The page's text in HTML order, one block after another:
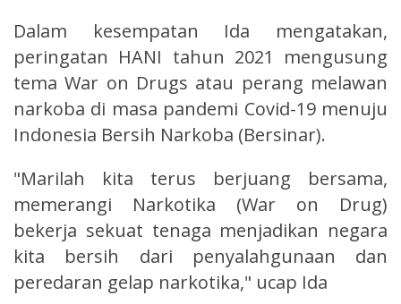
Dalam kesempatan Ida mengatakan,
peringatan HANI tahun 2021 mengusung
tema War on Drugs atau perang melawan
narkoba di masa pandemi Covid-19 menuju
Indonesia Bersih Narkoba (Bersinar).
"Marilah kita terus berjuang bersama,
memerangi Narkotika (War on Drug)
bekerja sekuat tenaga menjadikan negara
kita bersih dari penyalahgunaan dan
peredaran gelap narkotika," ucap Ida